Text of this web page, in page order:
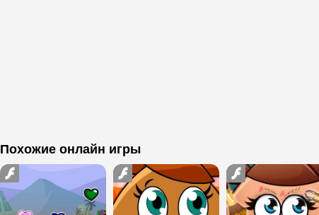
Похожие онлайн игры